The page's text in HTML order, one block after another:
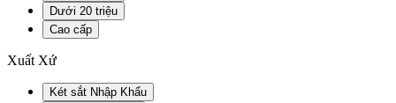
Dưới 20 triệu
Cao cấp
Xuất Xứ
Két sắt Nhập Khẩu